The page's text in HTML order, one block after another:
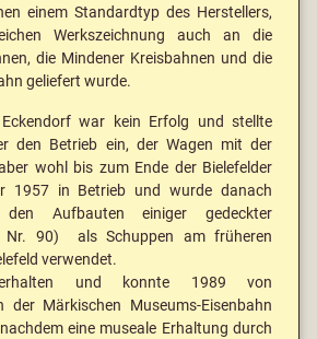
einem Standardtyp des Herstellers,
Werkszeichnung auch an die
die Mindener Kreisbahnen und die
geliefert wurde.
war kein Erfolg und stellte
den Betrieb ein, der Wagen mit der
wohl bis zum Ende der Bielefelder
1957 in Betrieb und wurde danach
Aufbauten einiger gedeckter
Nr. 90) als Schuppen am früheren
verwendet.
und konnte 1989 von
der Märkischen Museums-Eisenbahn
eine museale Erhaltung durch